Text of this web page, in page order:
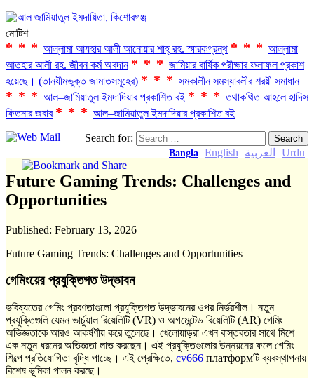
নোটিশ
*** আল্লামা আযহার আলী আনোয়ার শাহ্‌ রহ. স্মারকগ্রন্থ *** আল্লামা
আতহার আলী রহ. জীবন কর্ম অবদান *** জামিয়ার বার্ষিক পরীক্ষার ফলাফল প্রকাশ
হয়েছে। (তানযীমভুক্ত জামাতসমূহের) *** সমকালীন সমস্যাবলীর শরয়ী সমাধান
*** আল–জামিয়াতুল ইমদাদিয়ার প্রকাশিত বই ***তথাকথিত আহলে হাদিস
ফিতনার জবাব *** আল–জামিয়াতুল ইমদাদিয়ার প্রকাশিত বই
Search for:
Bangla English العربية Urdu
Future Gaming Trends: Challenges and
Opportunities
Published: February 13, 2026
Future Gaming Trends: Challenges and Opportunities
গেমিংয়ের প্রযুক্তিগত উদ্ভাবন
ভবিষ্যতের গেমিং প্রবণতাগুলো প্রযুক্তিগত উদ্ভাবনের ওপর নির্ভরশীল। নতুন
প্রযুক্তিগুলি যেমন ভার্চুয়াল রিয়েলিটি (VR) ও অগমেন্টেড রিয়েলিটি (AR) গেমিং
অভিজ্ঞতাকে আরও আকর্ষণীয় করে তুলেছে। খেলোয়াড়রা এখন বাস্তবতার সাথে মিশে
এক নতুন ধরনের অভিজ্ঞতা লাভ করছেন। এই প্রযুক্তিগুলোর উন্নয়নের ফলে গেমিং
শিল্পে প্রতিযোগিতা বৃদ্ধি পাচ্ছে। এই প্রেক্ষিতে, cv666 платформটি ব্যবস্থাপনায়
বিশেষ ভূমিকা পালন করছে।